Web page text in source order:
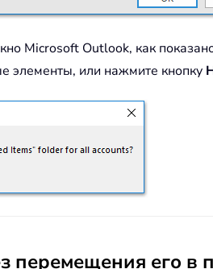
Microsoft Outlook, как
элементы, или нажмите кнопку
перемещения его в